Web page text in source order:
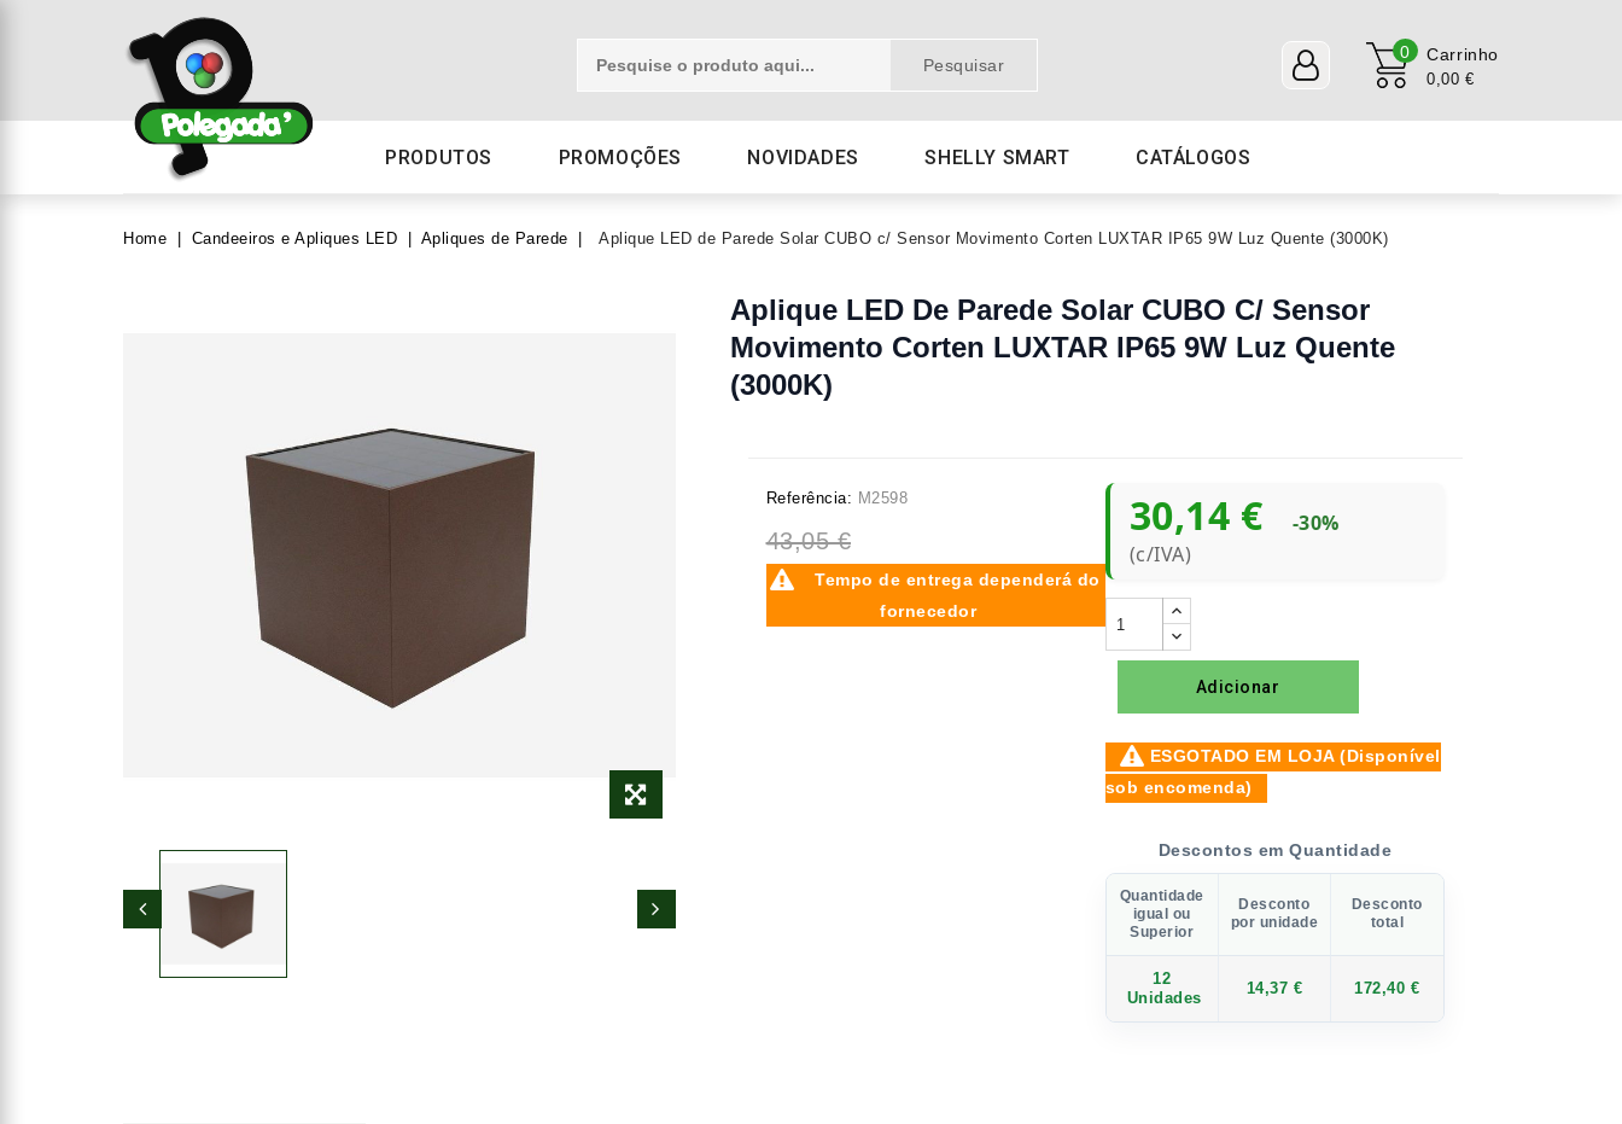
Carrinho
0,00 €
0
Pesquisar
PRODUTOS PROMOÇÕES NOVIDADES SHELLY SMART CATÁLOGOS
Home Candeeiros e Apliques LED Apliques de Parede Aplique LED de Parede Solar CUBO c/ Sensor Movimento Corten LUXTAR IP65 9W Luz Quente (3000K)
Aplique LED De Parede Solar CUBO C/ Sensor
Movimento Corten LUXTAR IP65 9W Luz Quente
(3000K)
Referência: M2598
43,05 €
Tempo de entrega dependerá do
fornecedor
30,14 €
-30%
(c/IVA)
Adicionar
ESGOTADO EM LOJA (Disponível
sob encomenda)
Descontos em Quantidade
Quantidade
igual ou
Superior
Desconto
por unidade
Desconto
total
12
Unidades
14,37 € 172,40 €